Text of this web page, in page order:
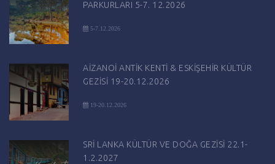
PARKURLARI 5-7. 12.2026
5-7.12.2026
AİZANOİ ANTİK KENTİ & ESKİŞEHİR KÜLTÜR
GEZİSİ 19-20.12.2026
19-20.12.2026
SRİ LANKA KÜLTÜR VE DOĞA GEZİSİ 22.1-
1.2.2027